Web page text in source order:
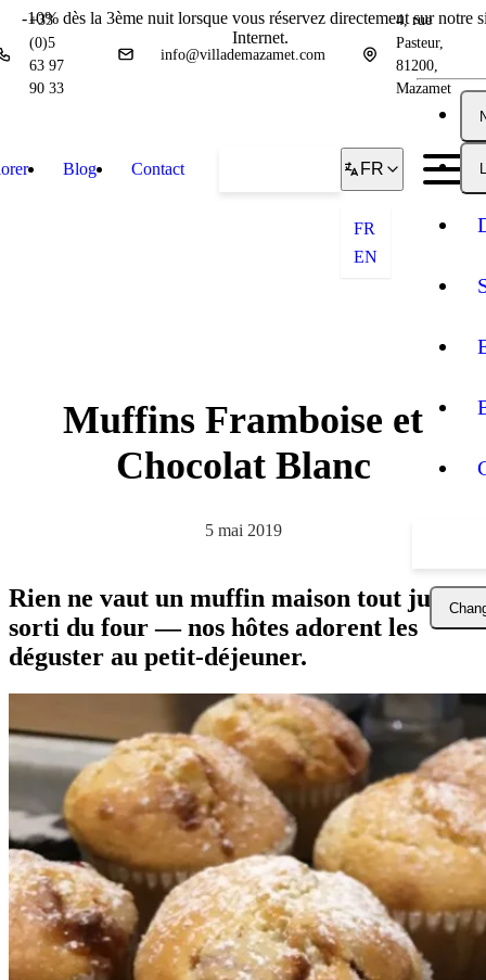
-10% dès la 3ème nuit lorsque vous réservez directement sur notre
Internet.
+33
(0)5
63 97
90 33
info@villademazamet.com
4, rue
Pasteur,
81200,
Mazamet
Blog Contact FR
FR
EN
Muffins Framboise et
Chocolat Blanc
5 mai 2019
Rien ne vaut un muffin maison tout juste
sorti du four — nos hôtes adorent les
déguster au petit-déjeuner.